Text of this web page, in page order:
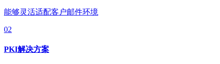
能够灵活适配客户邮件环境
02
PKI解决方案